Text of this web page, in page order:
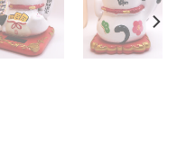
Phát Vẫy Tay Năng Lượng Mặt